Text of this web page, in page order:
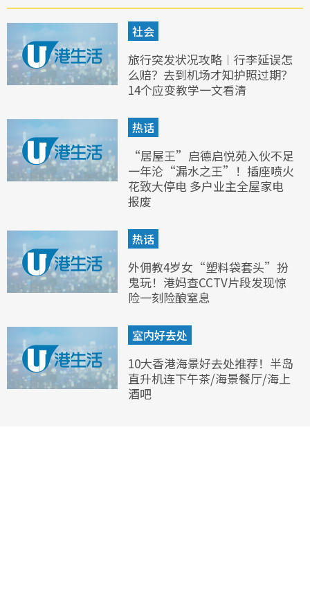
社会
旅行突发状况攻略︱行李延误怎
么赔？去到机场才知护照过期？
14个应变教学一文看清
热话
“居屋王”启德启悦苑入伙不足
一年沦“漏水之王”！插座喷火
花致大停电 多户业主全屋家电
报废
热话
外佣教4岁女“塑料袋套头”扮
鬼玩！港妈查CCTV片段发现惊
险一刻险酿窒息
室内好去处
10大香港海景好去处推荐！半岛
直升机连下午茶/海景餐厅/海上
酒吧